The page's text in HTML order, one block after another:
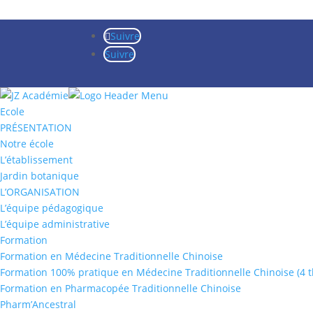
Suivre
Suivre
Ecole
PRÉSENTATION
Notre école
L’établissement
Jardin botanique
L’ORGANISATION
L’équipe pédagogique
L’équipe administrative
Formation
Formation en Médecine Traditionnelle Chinoise
Formation 100% pratique en Médecine Traditionnelle Chinoise (4
Formation en Pharmacopée Traditionnelle Chinoise
Pharm’Ancestral